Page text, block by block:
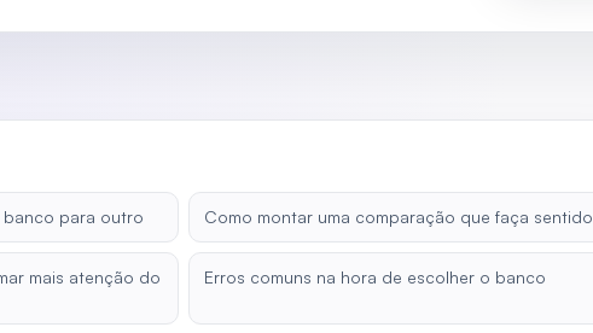
banco para outro Como montar uma comparação que faça sentido
mais atenção do
Erros comuns na hora de escolher o banco